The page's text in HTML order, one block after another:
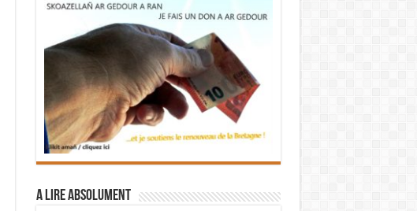
A lire absolument